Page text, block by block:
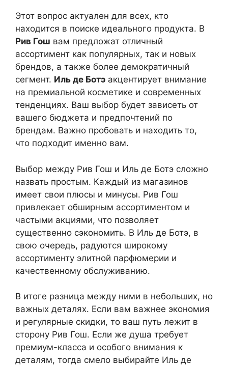
Этот вопрос актуален для всех, кто
находится в поиске идеального продукта. В
Рив Гош вам предложат отличный
ассортимент как популярных, так и новых
брендов, а также более демократичный
сегмент. Иль де Ботэ акцентирует внимание
на премиальной косметике и современных
тенденциях. Ваш выбор будет зависеть от
вашего бюджета и предпочтений по
брендам. Важно пробовать и находить то,
что подходит именно вам.
Выбор между Рив Гош и Иль де Ботэ сложно
назвать простым. Каждый из магазинов
имеет свои плюсы и минусы. Рив Гош
привлекает обширным ассортиментом и
частыми акциями, что позволяет
существенно сэкономить. В Иль де Ботэ, в
свою очередь, радуются широкому
ассортименту элитной парфюмерии и
качественному обслуживанию.
В итоге разница между ними в небольших, но
важных деталях. Если вам важнее экономия
и регулярные скидки, то ваш путь лежит в
сторону Рив Гош. Если же душа требует
премиум-класса и особого внимания к
деталям, тогда смело выбирайте Иль де